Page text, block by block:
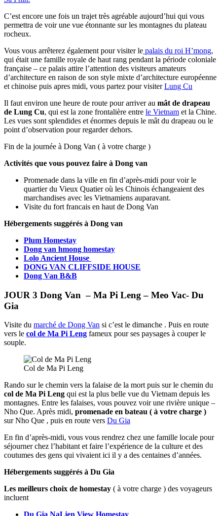
C’est encore une fois un trajet très agréable aujourd’hui qui vous
permettra de voir une vue étonnante sur les montagnes du plateau
rocheux.
Vous vous arrêterez également pour visiter le palais du roi H’mong,
qui était une famille royale de haut rang pendant la période coloniale
française – ce palais attire l’attention des visiteurs amateurs
d’architecture en raison de son style mixte d’architecture européenne
et chinoise puis apres midi, vous partez pour visiterLung Cu
Il faut environ une heure de route pour arriver au mât de drapeau
de Lung Cu, qui est la zone frontalière entre le Vietnam et la Chine.
Les vues sont splendides et énormes depuis le mât du drapeau ou le
point d’observation pour regarder dehors.
Fin de la journée à Dong Van ( à votre charge )
Activités que vous pouvez faire à Dong van
Promenade dans la ville en fin d’après-midi pour voir le
quartier du Vieux Quatier où les Chinois échangeaient des
marchandises avec les Vietnamiens auparavant.
Visite du fort francais en haut de Dong Van
Hébergements suggérés à Dong van
Plum Homestay
Dong van hmong homestay
Lolo Ancient House
DONG VAN CLIFFSIDE HOUSE
Dong Van B&B
JOUR 3 Dong Van – Ma Pi Leng – Meo Vac- Du
Gia
Visite du marché de Dong Van si c’est le dimanche . Puis en route
vers le col de Ma Pi Leng fameux pour ses paysages à couper le
souple.
Col de Ma Pi Leng
Rando sur le chemin vers la falaise de la mort puis sur le chemin du
col de Ma Pi Leng qui est la plus belle vue du Vietnam depuis les
montagnes. Entre les falaises, vous pouvez voir une rivière unique –
Nho Que. Après midi, promenade en bateau ( à votre charge )
sur Nho Que , puis en route vers Du Gia
En fin d’après-midi, vous vous rendrez chez une famille locale pour
séjourner chez l’habitant et faire l’expérience de la culture et des
coutumes des gens qui vivaient ici il y a des centaines d’années.
Hébergements suggérés à Du Gia
Les meilleurs choix de homestay ( à votre charge ) des voyageurs
incluent